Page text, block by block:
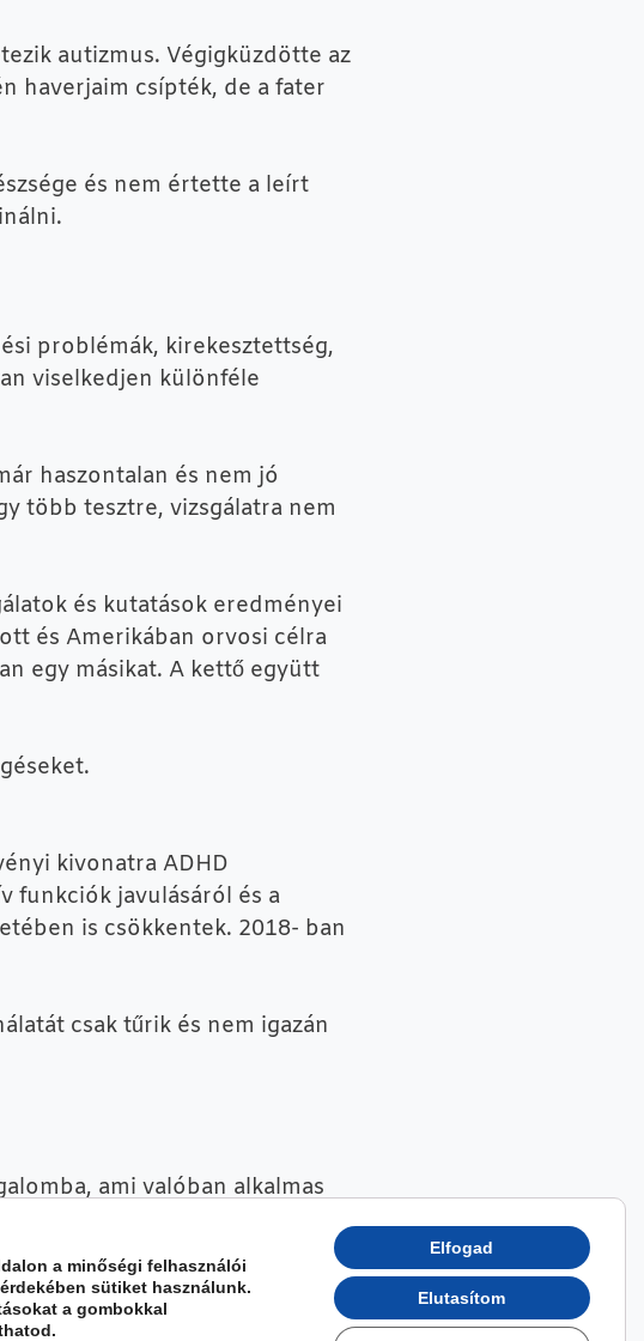
autizmus. Végigküzdötte az
haverjaim csípték, de a fater
és nem értette a leírt
problémák, kirekesztettség,
viselkedjen különféle
haszontalan és nem jó
több tesztre, vizsgálatra nem
és kutatások eredményei
és Amerikában orvosi célra
egy másikat. A kettő együtt
kivonatra ADHD
funkciók javulásáról és a
is csökkentek. 2018- ban
csak tűrik és nem igazán
ami valóban alkalmas
a minőségi felhasználói
sütiket használunk.
a gombokkal
Elfogad
Elutasítom